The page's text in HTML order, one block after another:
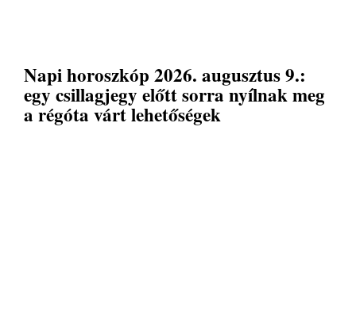
Napi horoszkóp 2026. augusztus 9.:
egy csillagjegy előtt sorra nyílnak meg
a régóta várt lehetőségek